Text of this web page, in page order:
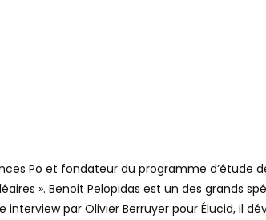
Po et fondateur du programme d’étude
». Benoit Pelopidas est un des grands
par Olivier Berruyer pour Élucid, il